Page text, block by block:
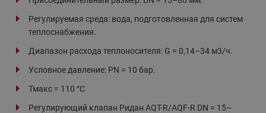
Регулируемая среда: вода, подготовленная для систем
теплоснабжения.
Диапазон расхода теплоносителя: G = 0,14–34 м3/ч.
Условное давление: PN = 10 бар.
Тмакс = 110 °C
Регулирующий клапан Ридан AQT-R/AQF-R DN = 15–